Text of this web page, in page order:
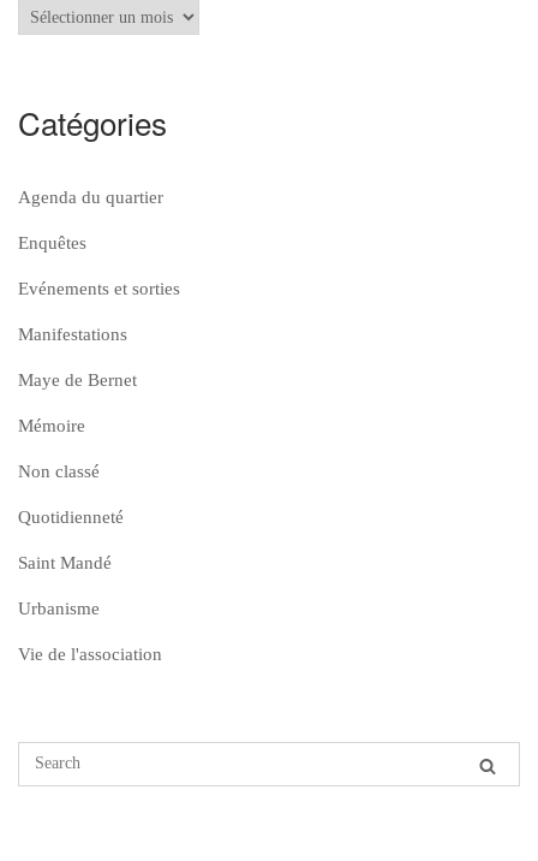
Archives
Catégories
Agenda du quartier
Enquêtes
Evénements et sorties
Manifestations
Maye de Bernet
Mémoire
Non classé
Quotidienneté
Saint Mandé
Urbanisme
Vie de l'association